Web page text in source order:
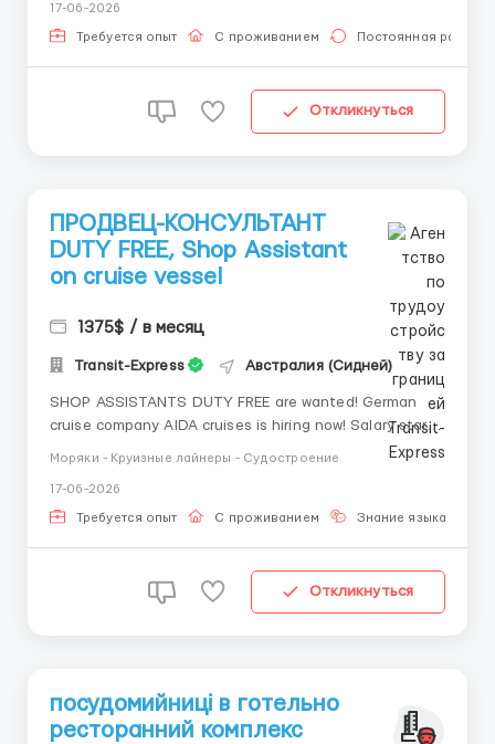
Базовые знания и опыт работы с базовыми
компьютерными системами и киосками с сенсорным
17-06-2026
Требуется опыт С проживанием Постоянная работа
Откликнуться
ПРОДВЕЦ-КОНСУЛЬТАНТ
DUTY FREE, Shop Assistant
on cruise vessel
1375$ / в месяц
Transit-Express Австралия (Сидней)
SHOP ASSISTANTS DUTY FREE are wanted! German
cruise company AIDA cruises is hiring now! Salary starts
from 1375 USD per month (also there are seniority
contract tickets from the nearest airport for
embarkation port and ba...
Моряки - Круизные лайнеры - Судостроение
17-06-2026
Требуется опыт С проживанием Знание языка
Откликнуться
посудомийниці в готельно
ресторанний комплекс